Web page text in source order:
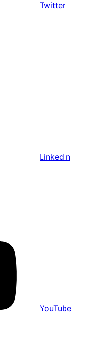
Twitter
LinkedIn
YouTube